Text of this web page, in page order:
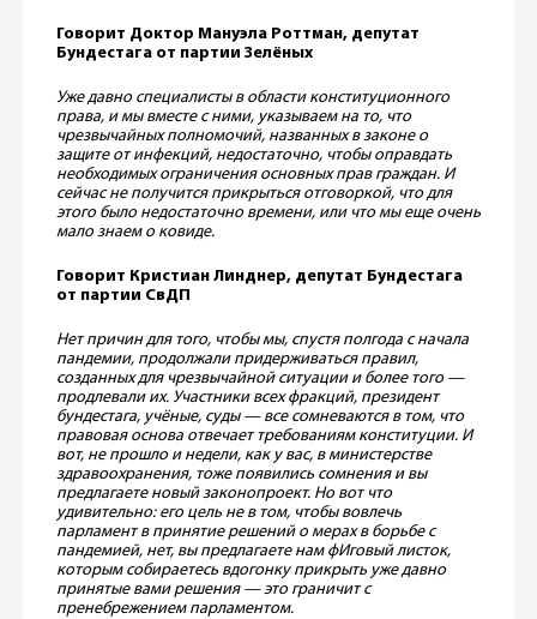
Говорит Доктор Мануэла Роттман, депутат
Бундестага от партии Зелёных
Уже давно специалисты в области конституционного
права, и мы вместе с ними, указываем на то, что
чрезвычайных полномочий, названных в законе о
защите от инфекций, недостаточно, чтобы оправдать
необходимых ограничения основных прав граждан. И
сейчас не получится прикрыться отговоркой, что для
этого было недостаточно времени, или что мы еще очень
мало знаем о ковиде.
Говорит Кристиан Линднер, депутат Бундестага
от партии СвДП
Нет причин для того, чтобы мы, спустя полгода с начала
пандемии, продолжали придерживаться правил,
созданных для чрезвычайной ситуации и более того —
продлевали их. Участники всех фракций, президент
бундестага, учёные, суды — все сомневаются в том, что
правовая основа отвечает требованиям конституции. И
вот, не прошло и недели, как у вас, в министерстве
здравоохранения, тоже появились сомнения и вы
предлагаете новый законопроект. Но вот что
удивительно: его цель не в том, чтобы вовлечь
парламент в принятие решений о мерах в борьбе с
пандемией, нет, вы предлагаете нам фИговый листок,
которым собираетесь вдогонку прикрыть уже давно
принятые вами решения — это граничит с
пренебрежением парламентом.